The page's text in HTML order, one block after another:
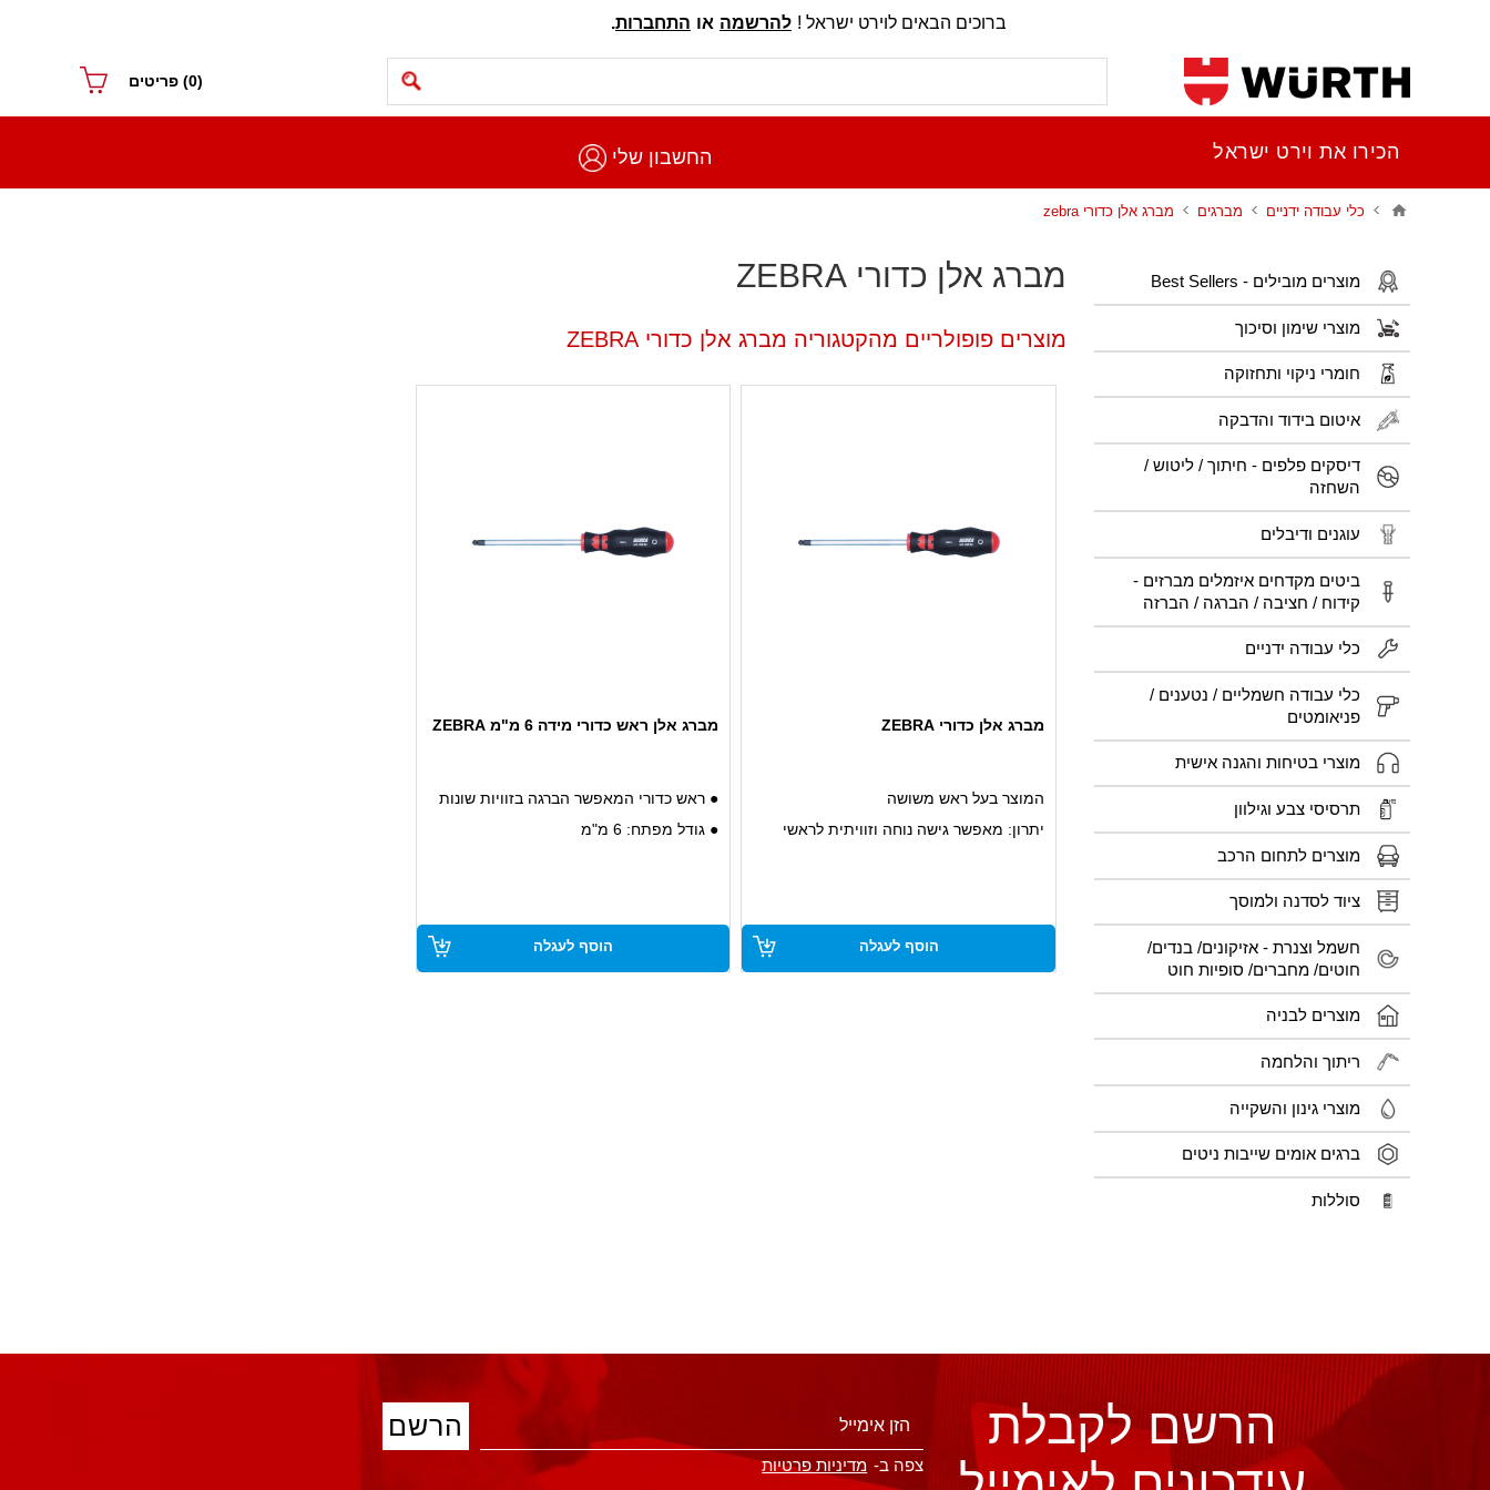
ברוכים הבאים לוירט ישראל ! להרשמה או התחברות.
(0) פריטים
מוצרים מובילים - Best Sellers
מוצרי שימון וסיכוך
חומרי ניקוי ותחזוקה
איטום בידוד והדבקה
דיסקים פלפים - חיתוך / ליטוש /
השחזה
עוגנים ודיבלים
ביטים מקדחים איזמלים מברזים -
קידוח / חציבה / הברגה / הברזה
כלי עבודה ידניים
כלי עבודה חשמליים / נטענים /
פניאומטים
מוצרי בטיחות והגנה אישית
תרסיסי צבע וגילוון
מוצרים לתחום הרכב
ציוד לסדנה ולמוסך
חשמל וצנרת - אזיקונים/ בנדים/
חוטים/ מחברים/ סופיות חוט
מוצרים לבניה
ריתוך והלחמה
מוצרי גינון והשקייה
ברגים אומים שייבות ניטים
סוללות
הכירו את וירט ישראל החשבון שלי
כלי עבודה ידניים מברגים מברג אלן כדורי zebra
מברג אלן כדורי ZEBRA
מוצרים פופולריים מהקטגוריה מברג אלן כדורי ZEBRA
מברג אלן כדורי ZEBRA
המוצר בעל ראש משושה
יתרון: מאפשר גישה נוחה וזוויתית לראשי
מיועד לעבודות עם ברגים בעלי ראש
משושה,גם בתנאים של גישה מוגבלת
הוסף לעגלה
מברג אלן ראש כדורי מידה 6 מ"מ ZEBRA
● ראש כדורי המאפשר הברגה בזוויות שונות
● גודל מפתח: 6 מ"מ
● מתאים לעבודה בתנאים קשים
הוסף לעגלה
הרשם לקבלת
צפה ב- מדיניות פרטיות